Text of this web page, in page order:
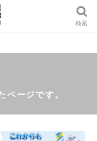
検索
ページです。